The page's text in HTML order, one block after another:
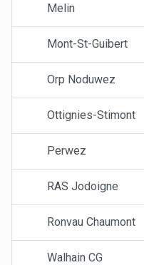
Melin
Mont-St-Guibert
Orp Noduwez
Ottignies-Stimont
Perwez
RAS Jodoigne
Ronvau Chaumont
Walhain CG